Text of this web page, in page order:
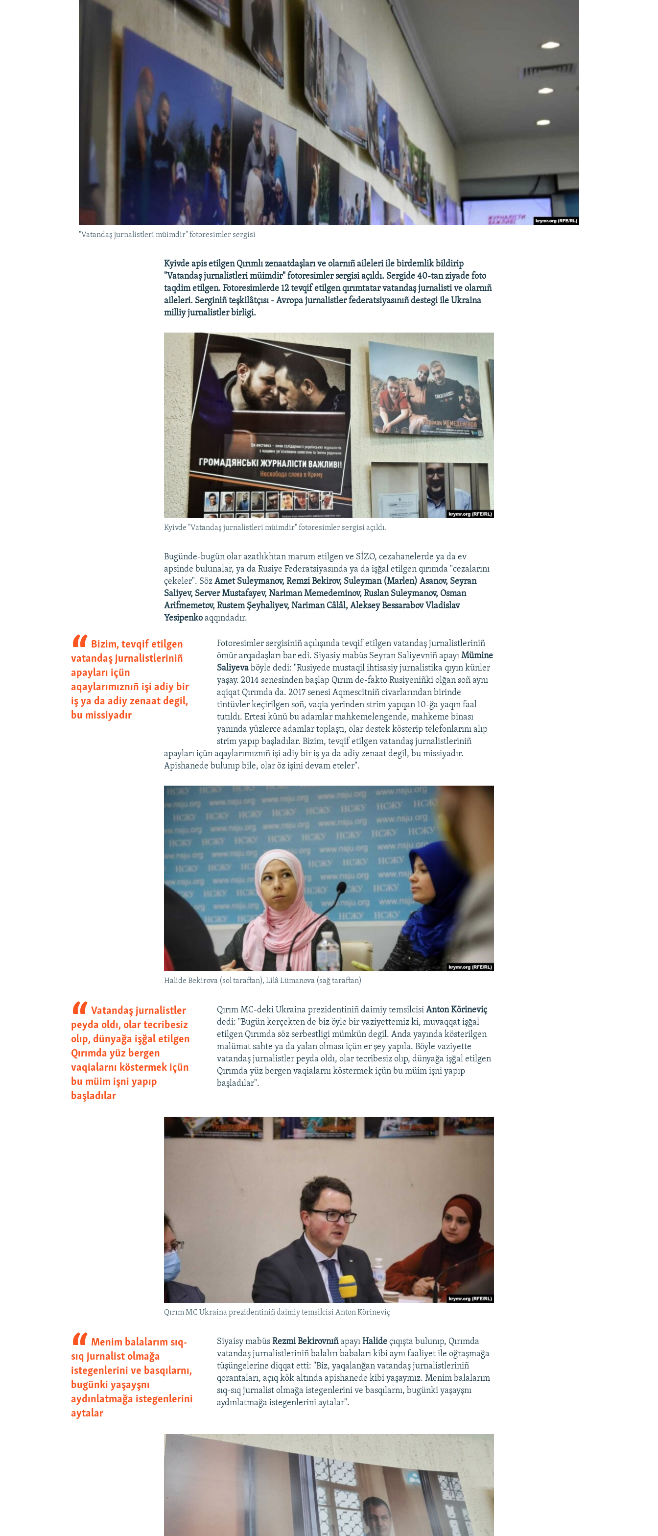
"Vatandaş jurnalistleri müimdir" fotoresimler sergisi
Kyivde apis etilgen Qırımlı zenaatdaşları ve olarnıñ aileleri ile birdemlik bildirip
"Vatandaş jurnalistleri müimdir" fotoresimler sergisi açıldı. Sergide 40-tan ziyade foto
taqdim etilgen. Fotoresimlerde 12 tevqif etilgen qırımtatar vatandaş jurnalisti ve olarnıñ
aileleri. Serginiñ teşkilâtçısı - Avropa jurnalistler federatsiyasınıñ destegi ile Ukraina
milliy jurnalistler birligi.
Kyivde "Vatandaş jurnalistleri müimdir" fotoresimler sergisi açıldı.
Bugünde-bugün olar azatlıkhtan marum etilgen ve SİZO, cezahanelerde ya da ev
apsinde bulunalar, ya da Rusiye Federatsiyasında ya da işğal etilgen qırımda "cezalarını
çekeler". SözAmet Suleymanov, Remzi Bekirov, Suleyman (Marlen) Asanov, Seyran
Saliyev, Server Mustafayev, Nariman Memedeminov, Ruslan Suleymanov, Osman
Arifmemetov, Rustem Şeyhaliyev, Nariman Câlâl, Aleksey Bessarabov Vladislav
Yesipenkoaqqındadır.
Bizim, tevqif etilgen
vatandaş jurnalistleriniñ
apayları içün
aqaylarımıznıñ işi adiy bir
iş ya da adiy zenaat degil,
bu missiyadır
Fotoresimler sergisiniñ açılışında tevqif etilgen vatandaş jurnalistleriniñ
ömür arqadaşları bar edi. Siyasiy mabüs Seyran Saliyevniñ apayı Mümine
Saliyevaböyle dedi: "Rusiyede mustaqil ihtisasiy jurnalistika qıyın künler
yaşay. 2014 senesinden başlap Qırım de-fakto Rusiyeniñki olğan soñ aynı
aqiqat Qırımda da. 2017 senesi Aqmescitniñ civarlarından birinde
tintüvler keçirilgen soñ, vaqia yerinden strim yapqan 10-ğa yaqın faal
tutıldı. Ertesi künü bu adamlar mahkemelengende, mahkeme binası
yanında yüzlerce adamlar toplaştı, olar destek kösterip telefonlarını alıp
strim yapıp başladılar. Bizim, tevqif etilgen vatandaş jurnalistleriniñ
apayları içün aqaylarımıznıñ işi adiy bir iş ya da adiy zenaat degil, bu missiyadır.
Apishanede bulunıp bile, olar öz işini devam eteler".
Halide Bekirova (sol taraftan), Lilâ Lümanova (sağ taraftan)
Vatandaş jurnalistler
peyda oldı, olar tecribesiz
olıp, dünyağa işğal etilgen
Qırımda yüz bergen
vaqialarnı köstermek içün
bu müim işni yapıp
başladılar
Qırım MC-deki Ukraina prezidentiniñ daimiy temsilcisi Anton Körineviç
dedi: "Bugün kerçekten de biz öyle bir vaziyettemiz ki, muvaqqat işğal
etilgen Qırımda söz serbestligi mümkün degil. Anda yayında kösterilgen
malümat sahte ya da yalan olması içün er şey yapıla. Böyle vaziyette
vatandaş jurnalistler peyda oldı, olar tecribesiz olıp, dünyağa işğal etilgen
Qırımda yüz bergen vaqialarnı köstermek içün bu müim işni yapıp
başladılar".
Qırım MC Ukraina prezidentiniñ daimiy temsilcisi Anton Körineviç
Menim balalarım sıq-
sıq jurnalist olmağa
istegenlerini ve basqılarnı,
bugünki yaşayşnı
aydınlatmağa istegenlerini
aytalar
Siyaisy mabüs Rezmi Bekirovnıñapayı Halide çıqışta bulunıp, Qırımda
vatandaş jurnalistleriniñ balalırı babaları kibi aynı faaliyet ile oğraşmağa
tüşüngelerine diqqat etti: "Biz, yaqalanğan vatandaş jurnalistleriniñ
qorantaları, açıq kök altında apishanede kibi yaşaymız. Menim balalarım
sıq-sıq jurnalist olmağa istegenlerini ve basqılarnı, bugünki yaşayşnı
aydınlatmağa istegenlerini aytalar".